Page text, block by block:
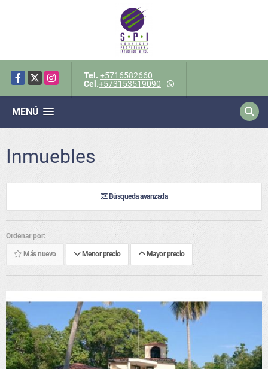
Facebook
X Instagram Tel. +5716582660
Cel.+573153519090 -
MENÚ
Inmuebles
Búsqueda avanzada
Ordenar por:
Más nuevo Menor precio Mayor precio